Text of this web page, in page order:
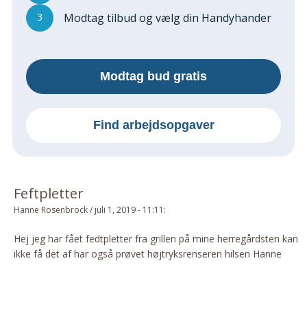
Kan Det Males?
MURER
Reparationer
Om Materialer
HANDYMAN
Tips Og Tricks
Kemi
Andet
3 Modtag tilbud og vælg din Handyhander
Modtag bud gratis
Find arbejdsopgaver
Feftpletter
Hanne Rosenbrock/ juli 1, 2019 - 11:11 :
Hej jeg har fået fedtpletter fra grillen på mine herregårdsten kan
ikke få det af har også prøvet højtryksrenseren hilsen Hanne